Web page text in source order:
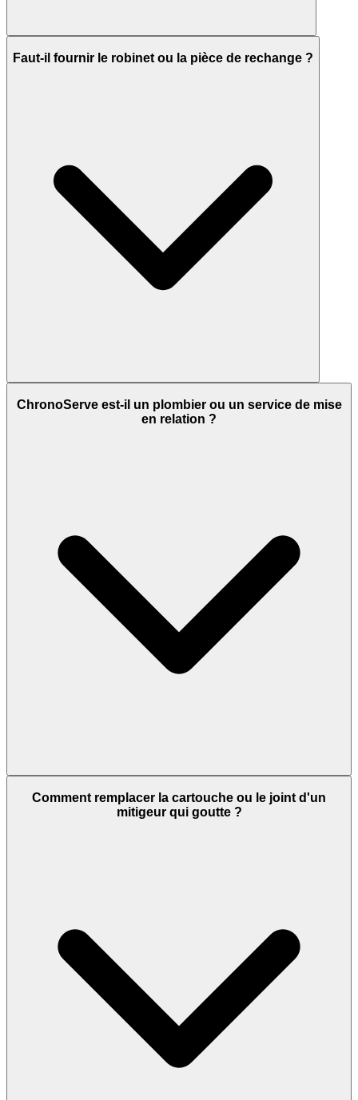
Faut-il fournir le robinet ou la pièce de rechange ?
ChronoServe est-il un plombier ou un service de mise
en relation ?
Comment remplacer la cartouche ou le joint d'un
mitigeur qui goutte ?